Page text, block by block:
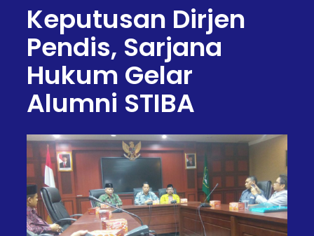
Keputusan Dirjen
Pendis, Sarjana
Hukum Gelar
Alumni STIBA